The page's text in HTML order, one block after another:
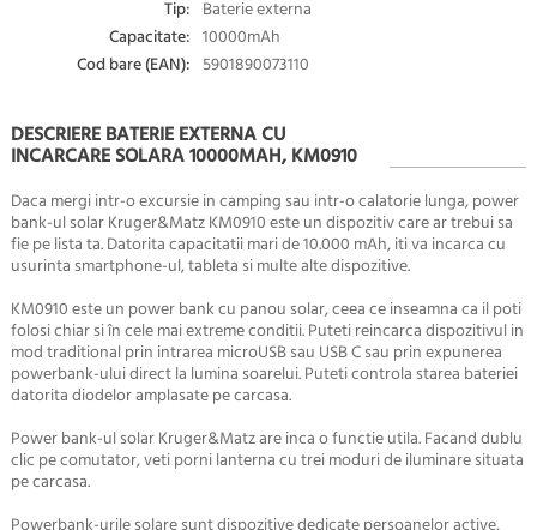
Tip: Baterie externa
Capacitate: 10000mAh
Cod bare (EAN): 5901890073110
DESCRIERE BATERIE EXTERNA CU
INCARCARE SOLARA 10000MAH, KM0910
Daca mergi intr-o excursie in camping sau intr-o calatorie lunga, power
bank-ul solar Kruger&Matz KM0910 este un dispozitiv care ar trebui sa
fie pe lista ta. Datorita capacitatii mari de 10.000 mAh, iti va incarca cu
usurinta smartphone-ul, tableta si multe alte dispozitive.
KM0910 este un power bank cu panou solar, ceea ce inseamna ca il poti
folosi chiar si în cele mai extreme conditii. Puteti reincarca dispozitivul in
mod traditional prin intrarea microUSB sau USB C sau prin expunerea
powerbank-ului direct la lumina soarelui. Puteti controla starea bateriei
datorita diodelor amplasate pe carcasa.
Power bank-ul solar Kruger&Matz are inca o functie utila. Facand dublu
clic pe comutator, veti porni lanterna cu trei moduri de iluminare situata
pe carcasa.